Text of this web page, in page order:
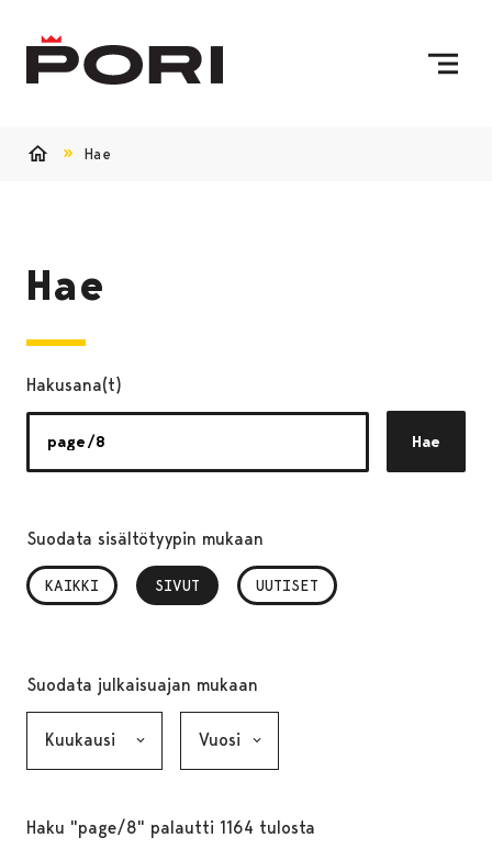
Hae
Hae
Hakusana(t)
Hae
Suodata sisältötyypin mukaan
KAIKKI SIVUT
, VALITTU UUTISET
Suodata julkaisuajan mukaan
Haku "page/8" palautti 1164 tulosta